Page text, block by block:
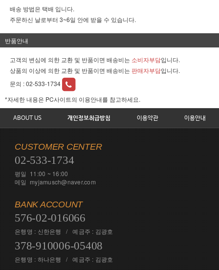
배송 방법은 택배 입니다.
주문하신 날로부터 3~6일 안에 받을 수 있습니다.
반품안내
고객의 변심에 의한 교환 및 반품이면 배송비는 소비자부담입니다.
상품의 이상에 의한 교환 및 반품이면 배송비는 판매자부담입니다.
문의 :02-533-1734
*자세한 내용은 PC사이트의 이용안내를 참고하세요.
ABOUT US 개인정보취급방침 이용약관 이용안내
CUSTOMER CENTER
02-533-1734
평일 11:00 ~ 16:00
메일 myjamusch@naver.com
BANK ACCOUNT
576-02-016066
은행명 : 신한은행 / 예금주 : 김광호
378-910006-05408
은행명 : 하나은행 / 예금주 : 김광호